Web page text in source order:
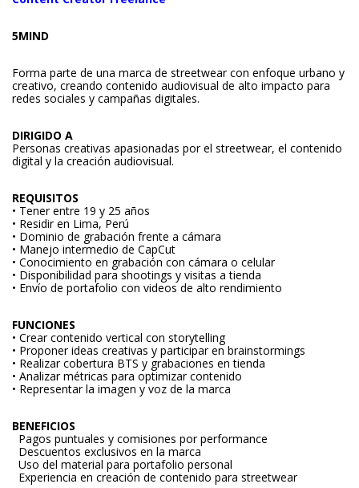
5MIND
Forma parte de una marca de streetwear con enfoque urbano y
creativo, creando contenido audiovisual de alto impacto para
redes sociales y campañas digitales.
DIRIGIDO A
Personas creativas apasionadas por el streetwear, el contenido
digital y la creación audiovisual.
REQUISITOS
• Tener entre 19 y 25 años
• Residir en Lima, Perú
• Dominio de grabación frente a cámara
• Manejo intermedio de CapCut
• Conocimiento en grabación con cámara o celular
• Disponibilidad para shootings y visitas a tienda
• Envío de portafolio con videos de alto rendimiento
FUNCIONES
• Crear contenido vertical con storytelling
• Proponer ideas creativas y participar en brainstormings
• Realizar cobertura BTS y grabaciones en tienda
• Analizar métricas para optimizar contenido
• Representar la imagen y voz de la marca
BENEFICIOS
Pagos puntuales y comisiones por performance
Descuentos exclusivos en la marca
Uso del material para portafolio personal
Experiencia en creación de contenido para streetwear